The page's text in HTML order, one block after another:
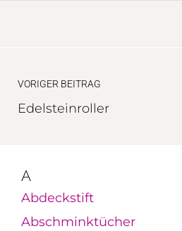
VORIGER BEITRAG
Edelsteinroller
A
Abdeckstift
Abschminktücher